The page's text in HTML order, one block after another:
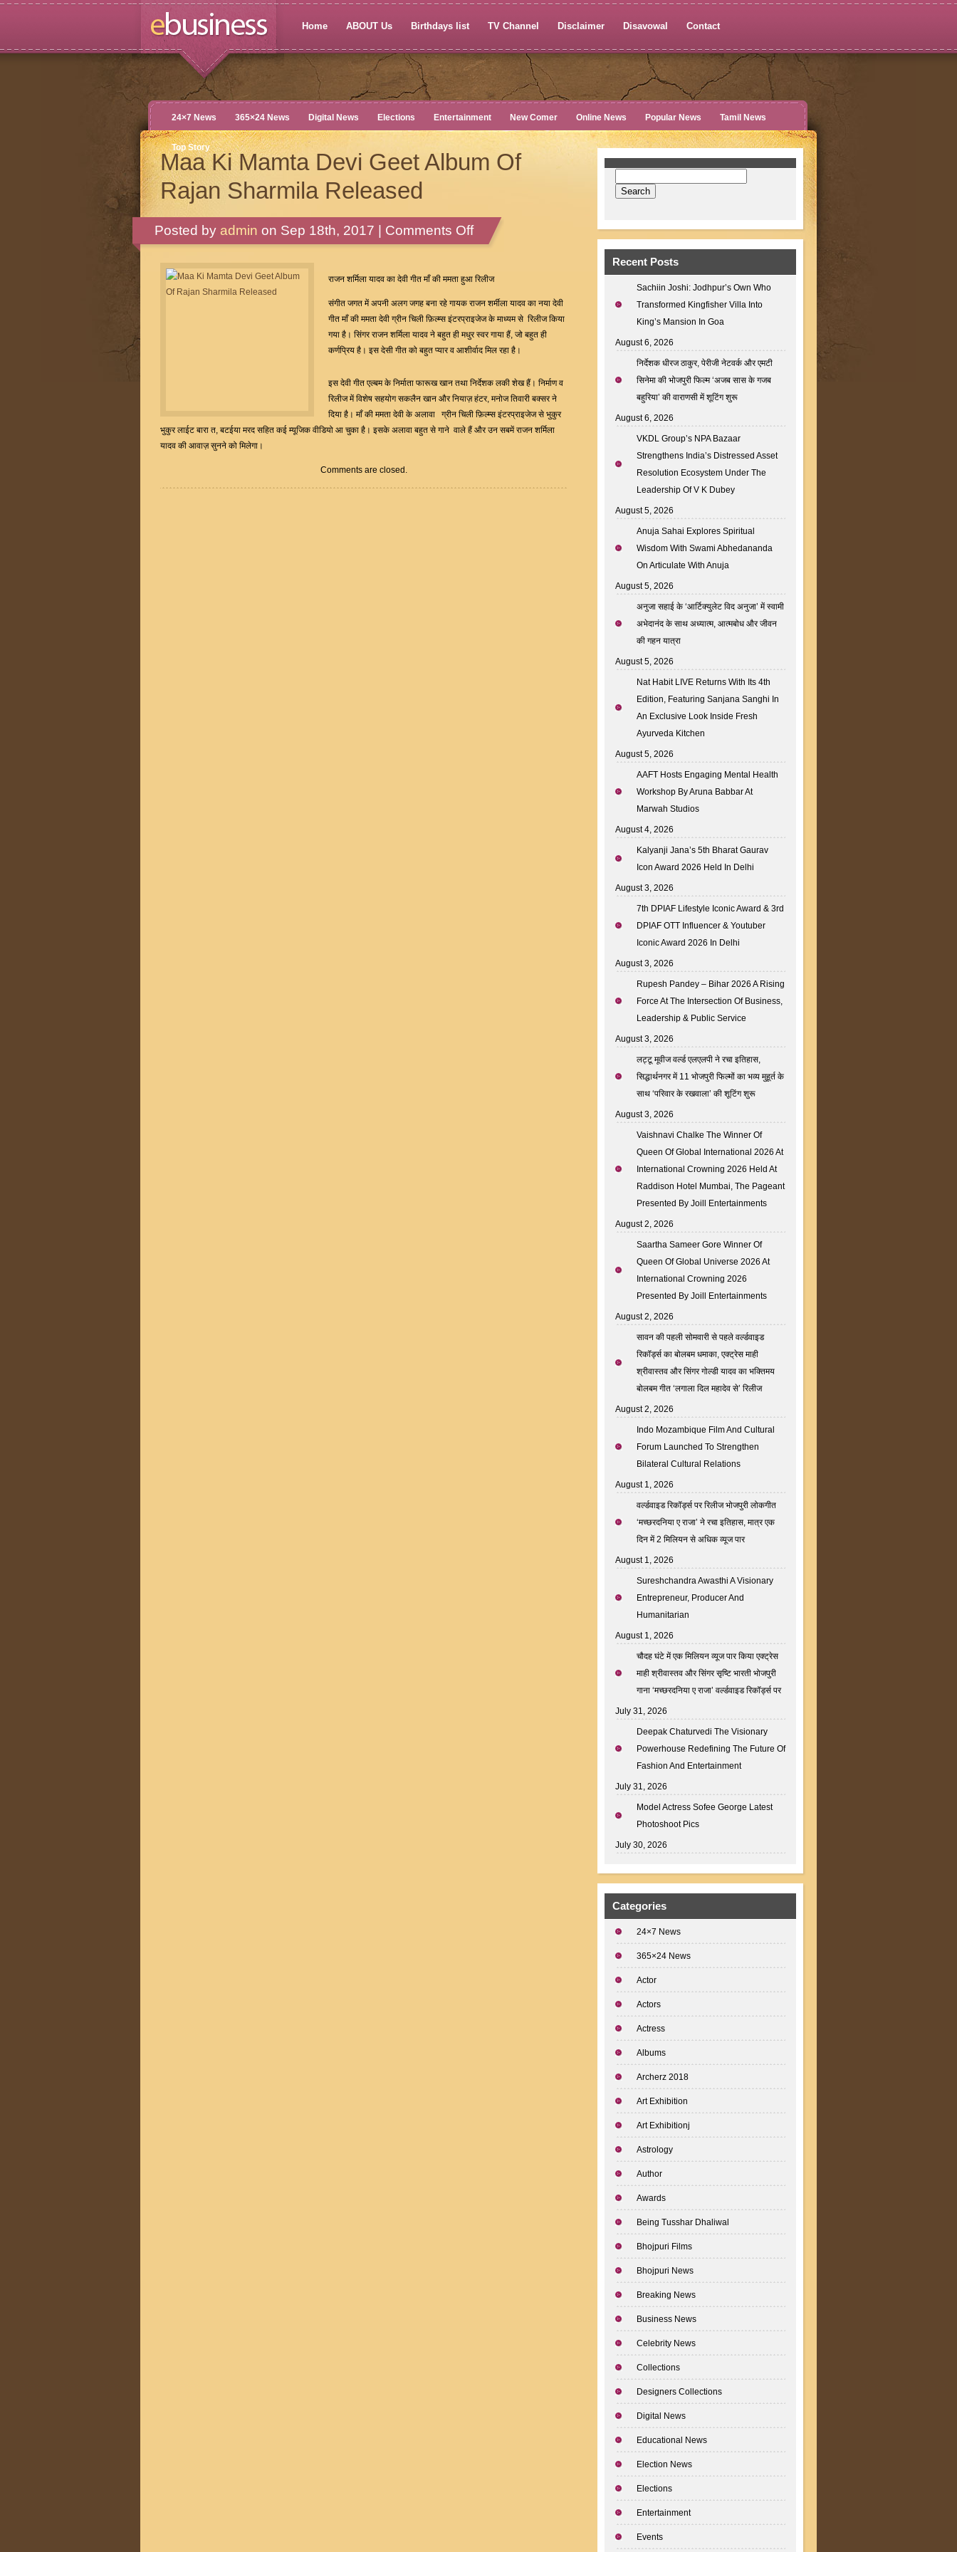
Home ABOUT Us Birthdays list TV Channel Disclaimer Disavowal Contact
24×7 News 365×24 News Digital News Elections Entertainment New Comer Online News Popular News Tamil News
Top Story
Maa Ki Mamta Devi Geet Album Of
Rajan Sharmila Released
Posted by admin on Sep 18th, 2017 | Comments Offon
Maa
Mamta
Geet
Album
Of
Rajan
Released
राजन शर्मिला यादव का देवी गीत माँ की ममता हुआ रिलीज
संगीत जगत में अपनी अलग जगह बना रहे गायक राजन शर्मीला यादव का नया देवी
गीत माँ की ममता देवी ग्रीन चिली फ़िल्म्स इंटरप्राइजेज के माध्यम से रिलीज किया
गया है। सिंगर राजन शर्मिला यादव ने बहुत ही मधुर स्वर गाया हैं, जो बहुत ही
कर्णप्रिय है। इस देसी गीत को बहुत प्यार व आशीर्वाद मिल रहा है।
इस देवी गीत एल्बम के निर्माता फारूख खान तथा निर्देशक लकी शेख हैं। निर्माण व
रिलीज में विशेष सहयोग सकलैन खान और नियाज़ हंटर, मनोज तिवारी बक्सर ने
दिया है। माँ की ममता देवी के अलावा ग्रीन चिली फ़िल्म्स इंटरप्राइजेज से भुकुर
भुकुर लाईट बारा त, बटईया मरद सहित कई म्यूजिक वीडियो आ चुका है। इसके अलावा बहुत से गाने वाले हैं और उन सबमें राजन शर्मिला
यादव की आवाज़ सुनने को मिलेगा।
Comments are closed.
Recent Posts
Sachiin Joshi: Jodhpur’s Own Who
Transformed Kingfisher Villa Into
King’s Mansion In Goa
August 6, 2026
निर्देशक धीरज ठाकुर, पेरीजी नेटवर्क और एमटी
सिनेमा की भोजपुरी फिल्म ‘अजब सास के गजब
बहुरिया’ की वाराणसी में शूटिंग शुरू
August 6, 2026
VKDL Group’s NPA Bazaar
Strengthens India’s Distressed Asset
Resolution Ecosystem Under The
Leadership Of V K Dubey
August 5, 2026
Anuja Sahai Explores Spiritual
Wisdom With Swami Abhedananda
On Articulate With Anuja
August 5, 2026
अनुजा सहाई के ‘आर्टिक्युलेट विद अनुजा’ में स्वामी
अभेदानंद के साथ अध्यात्म, आत्मबोध और जीवन
की गहन यात्रा
August 5, 2026
Nat Habit LIVE Returns With Its 4th
Edition, Featuring Sanjana Sanghi In
An Exclusive Look Inside Fresh
Ayurveda Kitchen
August 5, 2026
AAFT Hosts Engaging Mental Health
Workshop By Aruna Babbar At
Marwah Studios
August 4, 2026
Kalyanji Jana’s 5th Bharat Gaurav
Icon Award 2026 Held In Delhi
August 3, 2026
7th DPIAF Lifestyle Iconic Award & 3rd
DPIAF OTT Influencer & Youtuber
Iconic Award 2026 In Delhi
August 3, 2026
Rupesh Pandey – Bihar 2026 A Rising
Force At The Intersection Of Business,
Leadership & Public Service
August 3, 2026
लट्टू मूवीज वर्ल्ड एलएलपी ने रचा इतिहास,
सिद्धार्थनगर में 11 भोजपुरी फिल्मों का भव्य मुहूर्त के
साथ ‘परिवार के रखवाला’ की शूटिंग शुरू
August 3, 2026
Vaishnavi Chalke The Winner Of
Queen Of Global International 2026 At
International Crowning 2026 Held At
Raddison Hotel Mumbai, The Pageant
Presented By Joill Entertainments
August 2, 2026
Saartha Sameer Gore Winner Of
Queen Of Global Universe 2026 At
International Crowning 2026
Presented By Joill Entertainments
August 2, 2026
सावन की पहली सोमवारी से पहले वर्ल्डवाइड
रिकॉर्ड्स का बोलबम धमाका, एक्ट्रेस माही
श्रीवास्तव और सिंगर गोल्डी यादव का भक्तिमय
बोलबम गीत ‘लगाला दिल महादेव से’ रिलीज
August 2, 2026
Indo Mozambique Film And Cultural
Forum Launched To Strengthen
Bilateral Cultural Relations
August 1, 2026
वर्ल्डवाइड रिकॉर्ड्स पर रिलीज भोजपुरी लोकगीत
‘मच्छरदनिया ए राजा’ ने रचा इतिहास, मात्र एक
दिन में 2 मिलियन से अधिक व्यूज पार
August 1, 2026
Sureshchandra Awasthi A Visionary
Entrepreneur, Producer And
Humanitarian
August 1, 2026
चौदह घंटे में एक मिलियन व्यूज पार किया एक्ट्रेस
माही श्रीवास्तव और सिंगर सृष्टि भारती भोजपुरी
गाना ‘मच्छरदनिया ए राजा’ वर्ल्डवाइड रिकॉर्ड्स पर
July 31, 2026
Deepak Chaturvedi The Visionary
Powerhouse Redefining The Future Of
Fashion And Entertainment
July 31, 2026
Model Actress Sofee George Latest
Photoshoot Pics
July 30, 2026
Categories
24×7 News
365×24 News
Actor
Actors
Actress
Albums
Archerz 2018
Art Exhibition
Art Exhibitionj
Astrology
Author
Awards
Being Tusshar Dhaliwal
Bhojpuri Films
Bhojpuri News
Breaking News
Business News
Celebrity News
Collections
Designers Collections
Digital News
Educational News
Election News
Elections
Entertainment
Events